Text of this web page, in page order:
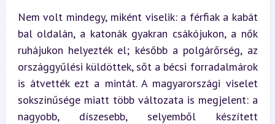
Nem volt mindegy, miként viselik: a férfiak a kabát
bal oldalán, a katonák gyakran csákójukon, a nők
ruhájukon helyezték el; később a polgárőrség, az
országgyűlési küldöttek, sőt a bécsi forradalmárok
is átvették ezt a mintát. A magyarországi viselet
sokszínűsége miatt több változata is megjelent: a
nagyobb, díszesebb, selyemből készített